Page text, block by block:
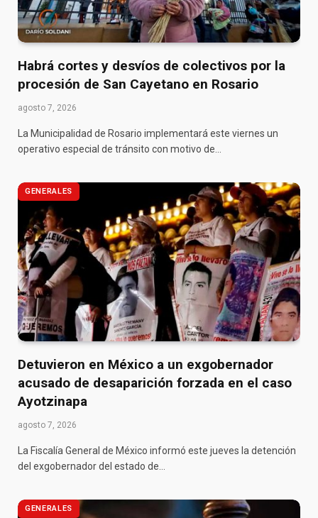
Habrá cortes y desvíos de colectivos por la
procesión de San Cayetano en Rosario
agosto 7, 2026
La Municipalidad de Rosario implementará este viernes un
operativo especial de tránsito con motivo de…
GENERALES
Detuvieron en México a un exgobernador
acusado de desaparición forzada en el caso
Ayotzinapa
agosto 7, 2026
La Fiscalía General de México informó este jueves la detención
del exgobernador del estado de…
GENERALES